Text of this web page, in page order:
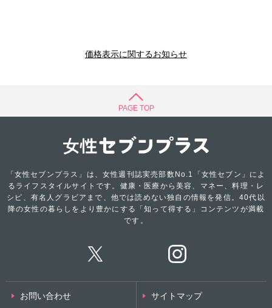
価格表示に関するお知らせ
PAGE TOP
「女性セブンプラス」は、女性週刊誌実売部数No.1「女性セブン」によ
るライフスタイルサイトです。健康・医療から美容、マネー、料理・レ
シピ、有名人グラビアまで、他では読めない独自の情報を発信。40代以
降の女性の暮らしをより豊かにする「知って得する」コンテンツが満載
です。
お問い合わせ サイトマップ